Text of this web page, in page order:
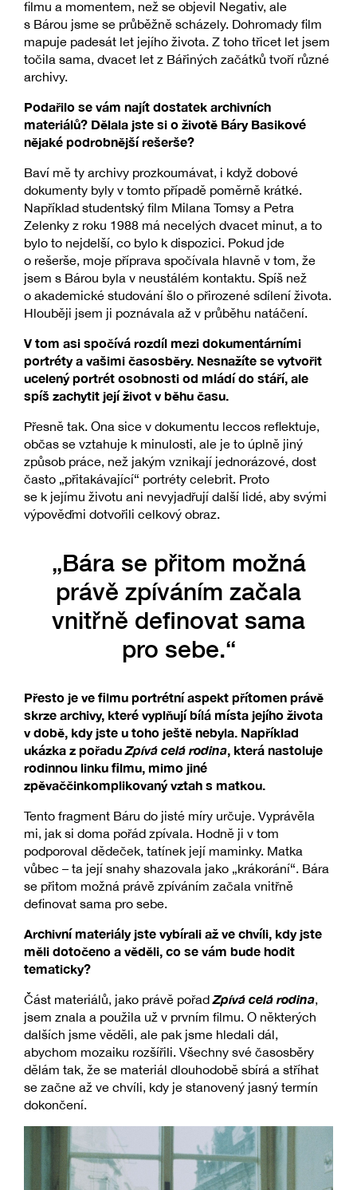
filmu a momentem, než se objevil Negativ, ale
s Bárou jsme se průběžně scházely. Dohromady film
mapuje padesát let jejího života. Z toho třicet let jsem
točila sama, dvacet let z Bářiných začátků tvoří různé
archivy.
Podařilo se vám najít dostatek archivních
materiálů? Dělala jste si o životě Báry Basikové
nějaké podrobnější rešerše?
Baví mě ty archivy prozkoumávat, i když dobové
dokumenty byly v tomto případě poměrně krátké.
Například studentský film Milana Tomsy a Petra
Zelenky z roku 1988 má necelých dvacet minut, a to
bylo to nejdelší, co bylo k dispozici. Pokud jde
o rešerše, moje příprava spočívala hlavně v tom, že
jsem s Bárou byla v neustálém kontaktu. Spíš než
o akademické studování šlo o přirozené sdílení života.
Hlouběji jsem ji poznávala až v průběhu natáčení.
V tom asi spočívá rozdíl mezi dokumentárními
portréty a vašimi časosběry. Nesnažíte se vytvořit
ucelený portrét osobnosti od mládí do stáří, ale
spíš zachytit její život v běhu času.
Přesně tak. Ona sice v dokumentu leccos reflektuje,
občas se vztahuje k minulosti, ale je to úplně jiný
způsob práce, než jakým vznikají jednorázové, dost
často „přitakávající“ portréty celebrit. Proto
se k jejímu životu ani nevyjadřují další lidé, aby svými
výpověďmi dotvořili celkový obraz.
„Bára se přitom možná
právě zpíváním začala
vnitřně definovat sama
pro sebe.“
Přesto je ve filmu portrétní aspekt přítomen právě
skrze archivy, které vyplňují bílá místa jejího života
v době, kdy jste u toho ještě nebyla. Například
ukázka z pořaduZpívá celá rodina, která nastoluje
rodinnou linku filmu, mimo jiné
zpěvaččinkomplikovaný vztah s matkou.
Tento fragment Báru do jisté míry určuje. Vyprávěla
mi, jak si doma pořád zpívala. Hodně ji v tom
podporoval dědeček, tatínek její maminky. Matka
vůbec – ta její snahy shazovala jako „krákorání“. Bára
se přitom možná právě zpíváním začala vnitřně
definovat sama pro sebe.
Archivní materiály jste vybírali až ve chvíli, kdy jste
měli dotočeno a věděli, co se vám bude hodit
tematicky?
Část materiálů, jako právě pořadZpívá celá rodina,
jsem znala a použila už v prvním filmu. O některých
dalších jsme věděli, ale pak jsme hledali dál,
abychom mozaiku rozšířili. Všechny své časosběry
dělám tak, že se materiál dlouhodobě sbírá a stříhat
se začne až ve chvíli, kdy je stanovený jasný termín
dokončení.